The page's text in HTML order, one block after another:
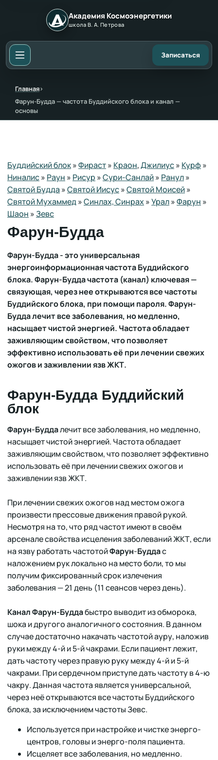
Академия Космоэнергетики
школа В. А. Петрова
Записаться
Главная›
Фарун-Будда — частота Буддийского блока и канал —
основы
Буддийский блок»Фираст» Краон,Джилиус» Курф »
Ниналис» Раун » Рисур »Сури-Санлай» Ранул»
Святой Будда »Святой Иисус»Святой Моисей»
Святой Мухаммед»Синлах, Синрах»Урал»Фарун »
Шаон »Зевс
Фарун-Будда
Фарун-Будда - это универсальная
энергоинформационная частота Буддийского
блока. Фарун-Будда частота (канал) ключевая —
связующая, через нее открываются все частоты
Буддийского блока, при помощи пароля. Фарун-
Будда лечит все заболевания, но медленно,
насыщает чистой энергией. Частота обладает
заживляющим свойством, что позволяет
эффективно использовать её при лечении свежих
ожогов и заживлении язв ЖКТ.
Фарун-Будда Буддийский
блок
Фарун-Буддалечит все заболевания, но медленно,
насыщает чистой энергией. Частота обладает
заживляющим свойством, что позволяет эффективно
использовать её при лечении свежих ожогов и
заживлении язв ЖКТ.
При лечении свежих ожогов над местом ожога
произвести прессовые движения правой рукой.
Несмотря на то, что ряд частот имеют в своём
арсенале свойства исцеления заболеваний ЖКТ, если
на язву работать частотойФарун-Буддас
наложением рук локально на место боли, то мы
получим фиксированный срок излечения
заболевания — 21 день (11 сеансов через день).
КаналФарун-Буддабыстро выводит из обморока,
шока и другого аналогичного состояния. В данном
случае достаточно накачать частотой ауру, наложив
руки между 4-й и 5-й чакрами. Если пациент лежит,
дать частоту через правую руку между 4-й и 5-й
чакрами. При сердечном приступе дать частоту в 4-ю
чакру. Данная частота является универсальной,
через неё открываются все частоты Буддийского
блока, за исключением частоты Зевс.
Используется при настройке и чистке энерго-
центров, головы и энерго-поля пациента.
Исцеляет все заболевания, но медленно.